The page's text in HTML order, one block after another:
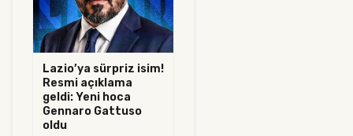
Lazio’ya sürpriz isim!
Resmi açıklama
geldi: Yeni hoca
Gennaro Gattuso
oldu